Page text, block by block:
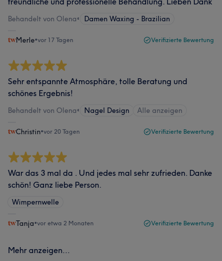
Behandelt von Olena• Damen Waxing - Brazilian
Merle•vor 17 Tagen Verifizierte Bewertung
Sehr entspannte Atmosphäre, tolle Beratung und
schönes Ergebnis!
Behandelt von Olena• Nagel Design Alle anzeigen
Christin•vor 20 Tagen Verifizierte Bewertung
War das 3 mal da . Und jedes mal sehr zufrieden. Danke
schön! Ganz liebe Person.
Wimpernwelle
Tanja•vor etwa 2 Monaten Verifizierte Bewertung
Mehr anzeigen...